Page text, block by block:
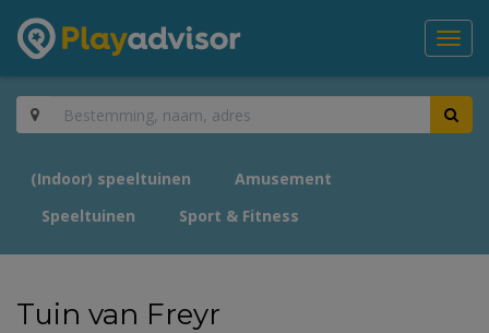
(Indoor) speeltuinen
Amusement
Speeltuinen
Sport & Fitness
Tuin van Freyr